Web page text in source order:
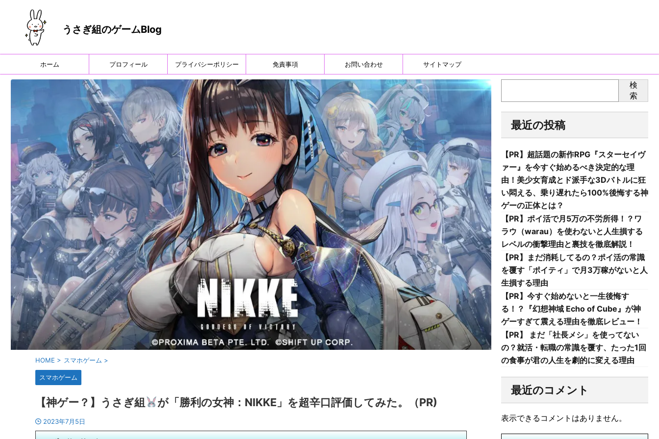
うさぎ組のゲームBlog
ホーム プロフィール プライバシーポリシー 免責事項 お問い合わせ サイトマップ
HOME > スマホゲーム >
スマホゲーム
【神ゲー？】うさぎ組 が「勝利の女神：NIKKE」を超辛口評価してみた。（PR)
2023年7月5日
検
索
最近の投稿
【PR】超話題の新作RPG『スターセイヴ
ァー』を今すぐ始めるべき決定的な理
由！美少女育成とド派手な3Dバトルに狂
い悶える、乗り遅れたら100%後悔する神
ゲーの正体とは？
【PR】ポイ活で月5万の不労所得！？ワ
ラウ（warau）を使わないと人生損する
レベルの衝撃理由と裏技を徹底解説！
【PR】まだ消耗してるの？ポイ活の常識
を覆す「ポイティ」で月3万稼がないと人
生損する理由
【PR】今すぐ始めないと一生後悔す
る！？『幻想神域 Echo of Cube』が神
ゲーすぎて震える理由を徹底レビュー！
【PR】 まだ「社長メシ」を使ってない
の？就活・転職の常識を覆す、たった1回
の食事が君の人生を劇的に変える理由
最近のコメント
表示できるコメントはありません。